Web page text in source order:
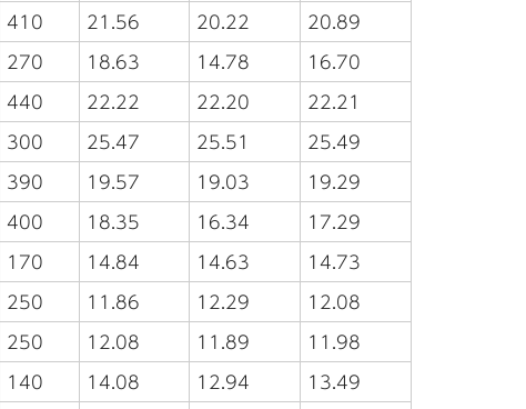
410 21.56 20.22 20.89
270 18.63 14.78 16.70
440 22.22 22.20 22.21
300 25.47 25.51 25.49
390 19.57 19.03 19.29
400 18.35 16.34 17.29
170 14.84 14.63 14.73
250 11.86 12.29 12.08
250 12.08 11.89 11.98
140 14.08 12.94 13.49